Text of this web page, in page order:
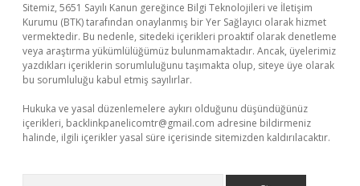
Sitemiz, 5651 Sayılı Kanun gereğince Bilgi Teknolojileri ve İletişim
Kurumu (BTK) tarafından onaylanmış bir Yer Sağlayıcı olarak hizmet
vermektedir. Bu nedenle, sitedeki içerikleri proaktif olarak denetleme
veya araştırma yükümlülüğümüz bulunmamaktadır. Ancak, üyelerimiz
yazdıkları içeriklerin sorumluluğunu taşımakta olup, siteye üye olarak
bu sorumluluğu kabul etmiş sayılırlar.
Hukuka ve yasal düzenlemelere aykırı olduğunu düşündüğünüz
içerikleri, backlinkpanelicomtr@gmail.com adresine bildirmeniz
halinde, ilgili içerikler yasal süre içerisinde sitemizden kaldırılacaktır.